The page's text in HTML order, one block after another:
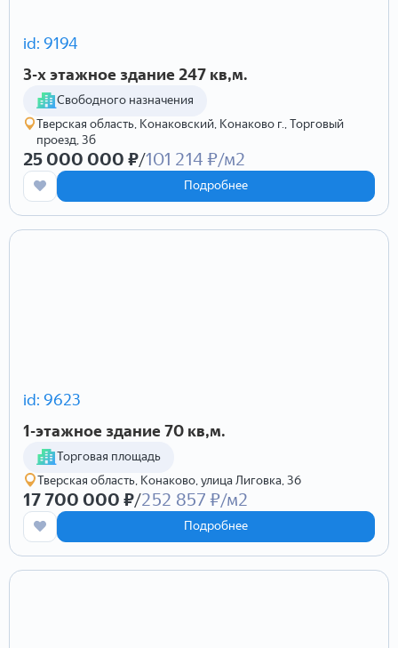
id: 9194
3-х этажное здание 247 кв,м.
Cвободного назначения
Тверская область, Конаковский, Конаково г., Торговый
проезд, 3б
Подробнее
25 000 000 ₽/101 214 ₽/м2
id: 9623
1-этажное здание 70 кв,м.
Торговая площадь
Тверская область, Конаково, улица Лиговка, 36
Подробнее
17 700 000 ₽/252 857 ₽/м2